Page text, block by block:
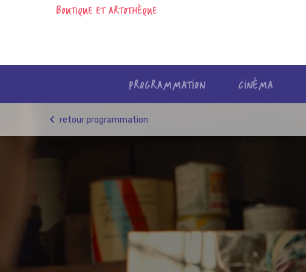
content
BOUTIQUE ET ARTOTHÈQUE
PROGRAMMATION CINÉMA
retour programmation